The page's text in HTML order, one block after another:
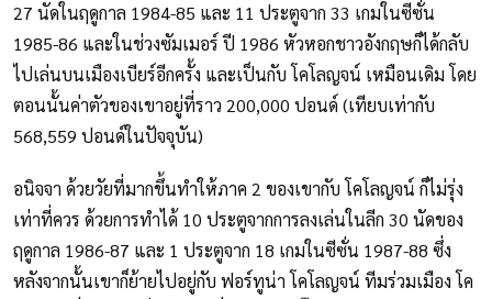
27 นัดในฤดูกาล 1984-85 และ 11 ประตูจาก 33 เกมในซีซั่น
1985-86 และในช่วงซัมเมอร์ ปี 1986 หัวหอกชาวอังกฤษก็ได้กลับ
ไปเล่นบนเมืองเบียร์อีกครั้ง และเป็นกับ โคโลญจน์ เหมือนเดิม โดย
ตอนนั้นค่าตัวของเขาอยู่ที่ราว 200,000 ปอนด์ (เทียบเท่ากับ
568,559 ปอนด์ในปัจจุบัน)
อนิจจา ด้วยวัยที่มากขึ้นทำให้ภาค 2 ของเขากับ โคโลญจน์ ก็ไม่รุ่ง
เท่าที่ควร ด้วยการทำได้ 10 ประตูจากการลงเล่นในลีก 30 นัดของ
ฤดูกาล 1986-87 และ 1 ประตูจาก 18 เกมในซีซั่น 1987-88 ซึ่ง
หลังจากนั้นเขาก็ย้ายไปอยู่กับ ฟอร์ทูน่า โคโลญจน์ ทีมร่วมเมือง โค